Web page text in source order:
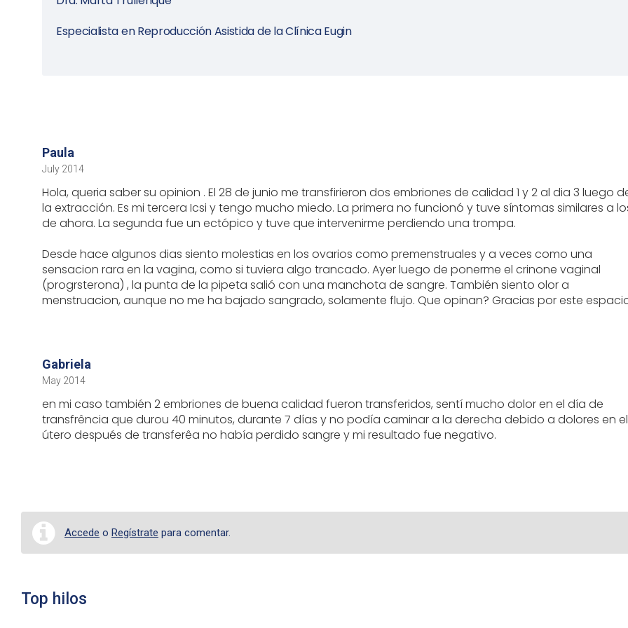
Especialista en Reproducción Asistida de la Clínica Eugin
Paula
July 2014
Hola, queria saber su opinion . El 28 de junio me transfirieron dos embriones de calidad 1 y 2 al dia 3 luego
la extracción. Es mi tercera Icsi y tengo mucho miedo. La primera no funcionó y tuve síntomas similares a
de ahora. La segunda fue un ectópico y tuve que intervenirme perdiendo una trompa.
Desde hace algunos dias siento molestias en los ovarios como premenstruales y a veces como una
sensacion rara en la vagina, como si tuviera algo trancado. Ayer luego de ponerme el crinone vaginal
(progrsterona) , la punta de la pipeta salió con una manchota de sangre. También siento olor a
menstruacion, aunque no me ha bajado sangrado, solamente flujo. Que opinan? Gracias por este
Gabriela
May 2014
en mi caso también 2 embriones de buena calidad fueron transferidos, sentí mucho dolor en el día de
transfrência que durou 40 minutos, durante 7 días y no podía caminar a la derecha debido a dolores en el
útero después de transferêa no había perdido sangre y mi resultado fue negativo.
Accede o Regístrate para comentar.
Top hilos